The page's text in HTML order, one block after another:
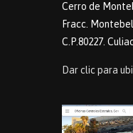
Cerro de
Fracc.
C.P.80227.
Dar clic para